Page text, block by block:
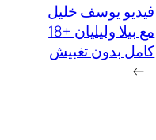
فيديو يوسف خليل
مع بيلا وليليان +18
كامل بدون تغبيش
→